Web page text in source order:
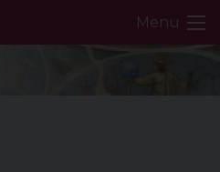
Menu